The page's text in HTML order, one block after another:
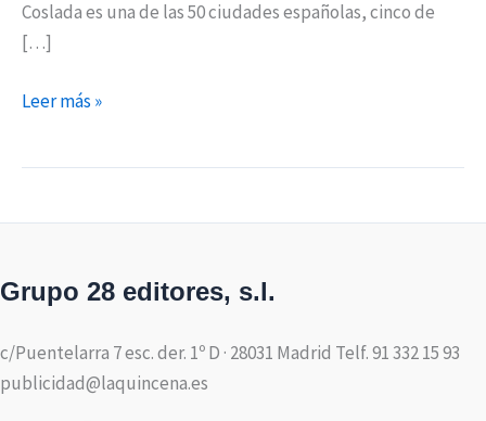
Coslada es una de las 50 ciudades españolas, cinco de
[…]
Leer más »
Grupo 28 editores, s.l.
c/Puentelarra 7 esc. der. 1º D · 28031 Madrid Telf. 91 332 15 93
publicidad@laquincena.es